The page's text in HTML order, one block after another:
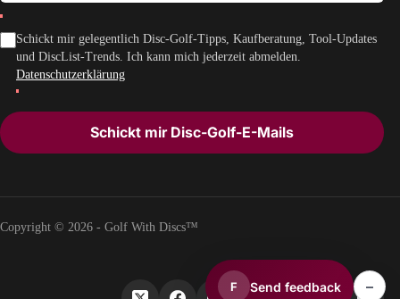
Schickt mir gelegentlich Disc-Golf-Tipps, Kaufberatung, Tool-Updates
und DiscList-Trends. Ich kann mich jederzeit abmelden.
Datenschutzerklärung
Schickt mir Disc-Golf-E-Mails
Copyright © 2026 - Golf With Discs™
F Send feedback –